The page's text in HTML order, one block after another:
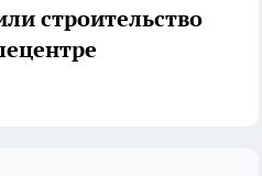
строительство